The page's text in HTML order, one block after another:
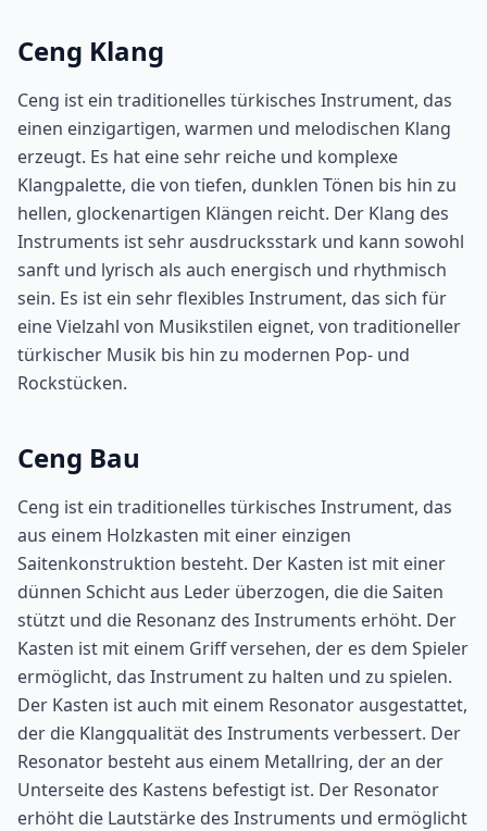
Ceng Klang
Ceng ist ein traditionelles türkisches Instrument, das
einen einzigartigen, warmen und melodischen Klang
erzeugt. Es hat eine sehr reiche und komplexe
Klangpalette, die von tiefen, dunklen Tönen bis hin zu
hellen, glockenartigen Klängen reicht. Der Klang des
Instruments ist sehr ausdrucksstark und kann sowohl
sanft und lyrisch als auch energisch und rhythmisch
sein. Es ist ein sehr flexibles Instrument, das sich für
eine Vielzahl von Musikstilen eignet, von traditioneller
türkischer Musik bis hin zu modernen Pop- und
Rockstücken.
Ceng Bau
Ceng ist ein traditionelles türkisches Instrument, das
aus einem Holzkasten mit einer einzigen
Saitenkonstruktion besteht. Der Kasten ist mit einer
dünnen Schicht aus Leder überzogen, die die Saiten
stützt und die Resonanz des Instruments erhöht. Der
Kasten ist mit einem Griff versehen, der es dem Spieler
ermöglicht, das Instrument zu halten und zu spielen.
Der Kasten ist auch mit einem Resonator ausgestattet,
der die Klangqualität des Instruments verbessert. Der
Resonator besteht aus einem Metallring, der an der
Unterseite des Kastens befestigt ist. Der Resonator
erhöht die Lautstärke des Instruments und ermöglicht